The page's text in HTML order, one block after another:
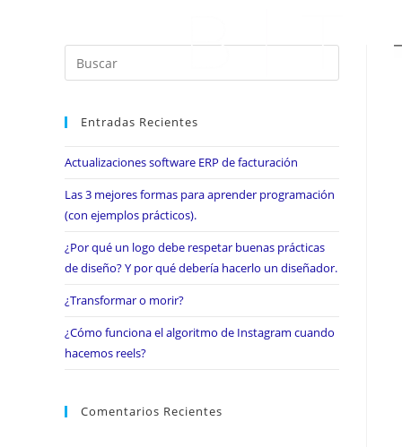
Entradas Recientes
Actualizaciones software ERP de facturación
Las 3 mejores formas para aprender programación
(con ejemplos prácticos).
¿Por qué un logo debe respetar buenas prácticas
de diseño? Y por qué debería hacerlo un diseñador.
¿Transformar o morir?
¿Cómo funciona el algoritmo de Instagram cuando
hacemos reels?
Comentarios Recientes